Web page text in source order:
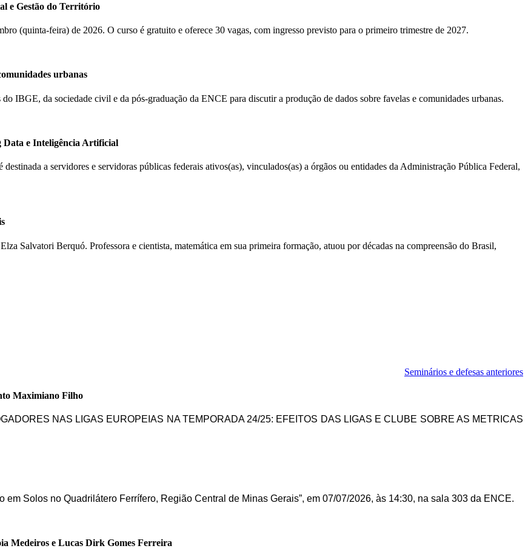
e Gestão do Território
(quinta-feira) de 2026. O curso é gratuito e oferece 30 vagas, com ingresso previsto para o primeiro trimestre de 2027.
urbanas
IBGE, da sociedade civil e da pós-graduação da ENCE para discutir a produção de dados sobre favelas e comunidades urbanas.
Data e Inteligência Artificial
a servidores e servidoras públicas federais ativos(as), vinculados(as) a órgãos ou entidades da Administração Pública Federal,
Salvatori Berquó. Professora e cientista, matemática em sua primeira formação, atuou por décadas na compreensão do Brasil,
Seminários e defesas anteriores
Maximiano Filho
NAS LIGAS EUROPEIAS NA TEMPORADA 24/25: EFEITOS DAS LIGAS E CLUBE SOBRE AS METRICAS
em Solos no Quadrilátero Ferrífero, Região Central de Minas Gerais”, em 07/07/2026, às 14:30, na sala 303 da ENCE.
Medeiros e Lucas Dirk Gomes Ferreira